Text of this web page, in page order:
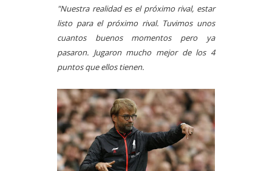
"Nuestra realidad es el próximo rival, estar
listo para el próximo rival. Tuvimos unos
cuantos buenos momentos pero ya
pasaron. Jugaron mucho mejor de los 4
puntos que ellos tienen.